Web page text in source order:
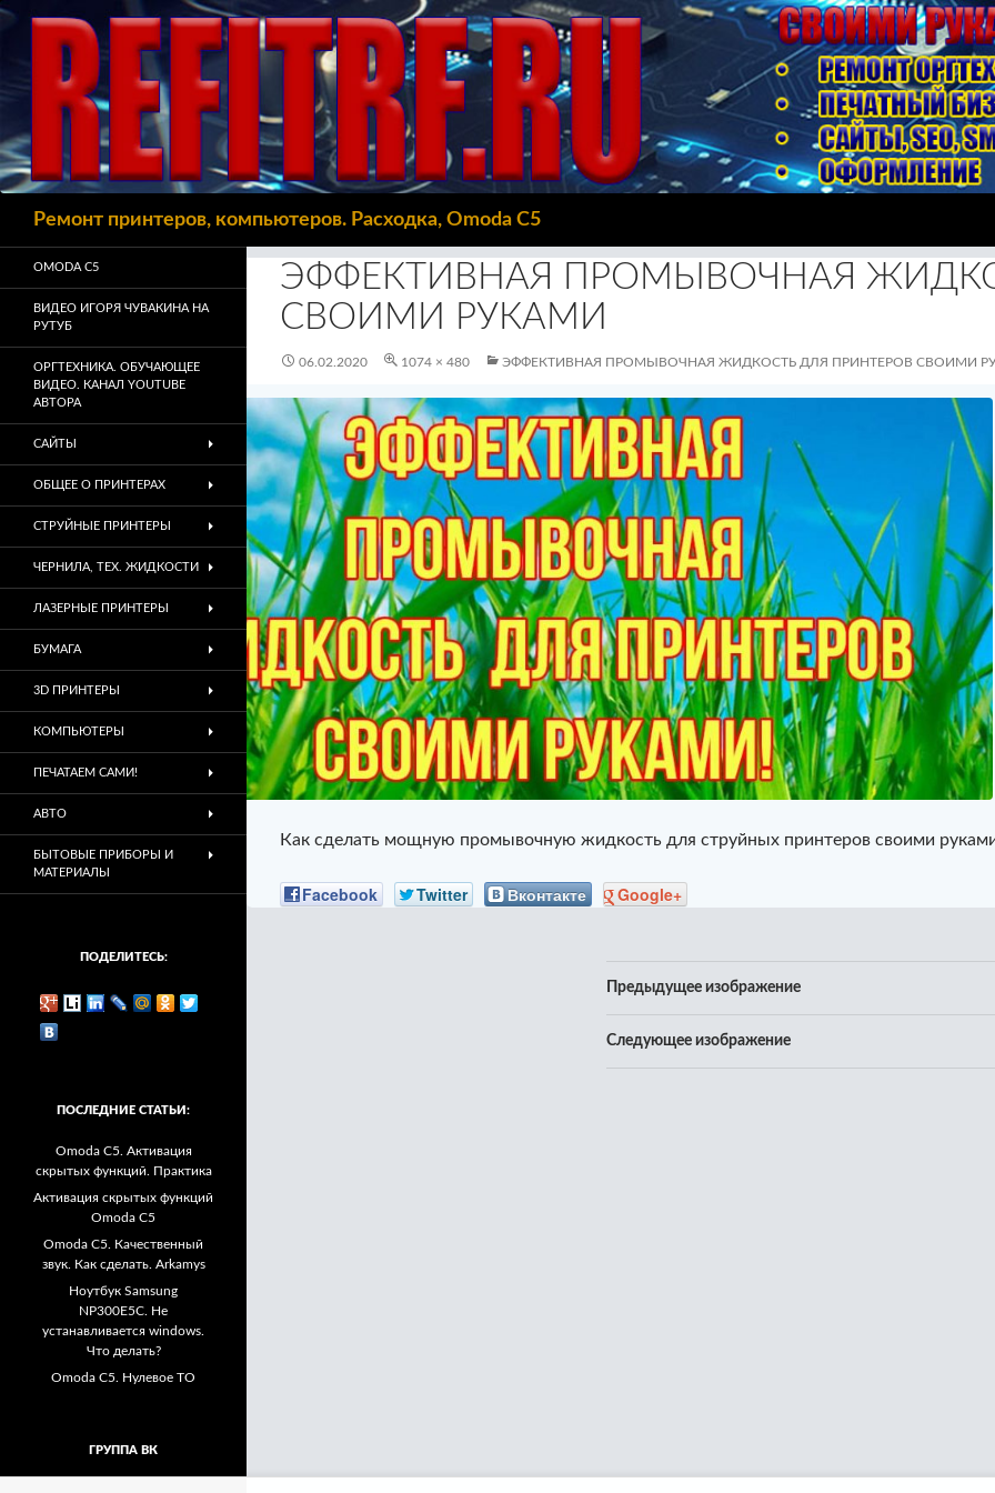
Ремонт принтеров, компьютеров. Расходка, Omoda C5
ЭФФЕКТИВНАЯ ПРОМЫВОЧНАЯ
СВОИМИ РУКАМИ
06.02.2020 1074 × 480 ЭФФЕКТИВНАЯ ПРОМЫВОЧНАЯ ЖИДКОСТЬ ДЛЯ ПРИНТЕРОВ СВОИМИ
Как сделать мощную промывочную жидкость для струйных принтеров своими
Facebook Twitter Вконтакте Google+
Предыдущее изображение
Следующее изображение
OMODA C5
ВИДЕО ИГОРЯ ЧУВАКИНА НА
РУТУБ
ОРГТЕХНИКА. ОБУЧАЮЩЕЕ
ВИДЕО. КАНАЛ YOUTUBE
АВТОРА
САЙТЫ
ОБЩЕЕ О ПРИНТЕРАХ
СТРУЙНЫЕ ПРИНТЕРЫ
ЧЕРНИЛА, ТЕХ. ЖИДКОСТИ
ЛАЗЕРНЫЕ ПРИНТЕРЫ
БУМАГА
3D ПРИНТЕРЫ
КОМПЬЮТЕРЫ
ПЕЧАТАЕМ САМИ!
АВТО
БЫТОВЫЕ ПРИБОРЫ И
МАТЕРИАЛЫ
ПОДЕЛИТЕСЬ:
ПОСЛЕДНИЕ СТАТЬИ:
Omoda C5. Активация
скрытых функций. Практика
Активация скрытых функций
Omoda C5
Omoda C5. Качественный
звук. Как сделать. Arkamys
Ноутбук Samsung
NP300E5C. Не
устанавливается windows.
Что делать?
Omoda C5. Нулевое ТО
ГРУППА ВК